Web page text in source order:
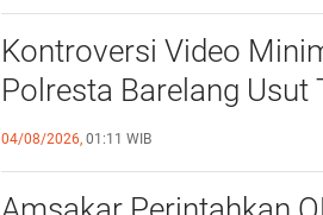
Kontroversi Video
Polresta Barelang Usut
Pelanggaran Hukum
04/08/2026, 01:11 WIB